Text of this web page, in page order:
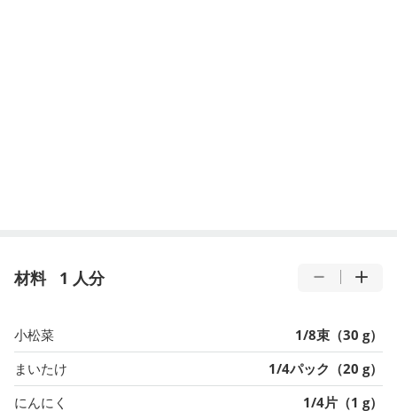
材料 1 人分
小松菜
1/8束（30 g）
まいたけ
1/4パック（20 g）
にんにく
1/4片（1 g）